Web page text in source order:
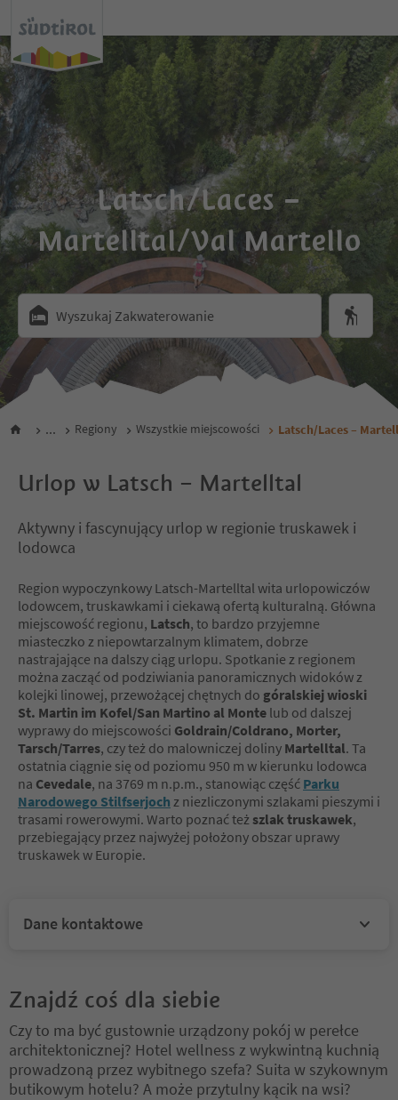
Latsch/Laces –
Martelltal/Val Martello
Wyszukaj Zakwaterowanie
... Regiony Wszystkie miejscowości Latsch/Laces –
Urlop w Latsch – Martelltal
Aktywny i fascynujący urlop w regionie truskawek i
lodowca
Region wypoczynkowy Latsch-Martelltal wita urlopowiczów
lodowcem, truskawkami i ciekawą ofertą kulturalną. Główna
miejscowość regionu, Latsch, to bardzo przyjemne
miasteczko z niepowtarzalnym klimatem, dobrze
nastrajające na dalszy ciąg urlopu. Spotkanie z regionem
można zacząć od podziwiania panoramicznych widoków z
kolejki linowej, przewożącej chętnych do góralskiej wioski
St. Martin im Kofel/San Martino al Monte lub od dalszej
wyprawy do miejscowości Goldrain/Coldrano, Morter,
Tarsch/Tarres, czy też do malowniczej doliny Martelltal. Ta
ostatnia ciągnie się od poziomu 950 m w kierunku lodowca
na Cevedale, na 3769 m n.p.m., stanowiąc część Parku
Narodowego Stilfserjoch z niezliczonymi szlakami pieszymi i
trasami rowerowymi. Warto poznać też szlak truskawek,
przebiegający przez najwyżej położony obszar uprawy
truskawek w Europie.
Dane kontaktowe
Znajdź coś dla siebie
Czy to ma być gustownie urządzony pokój w perełce
architektonicznej? Hotel wellness z wykwintną kuchnią
prowadzoną przez wybitnego szefa? Suita w szykownym
butikowym hotelu? A może przytulny kącik na wsi?